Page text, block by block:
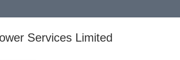
Services Limited